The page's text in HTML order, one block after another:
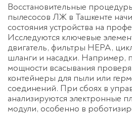
Восстановительные
пылесосов ЛЖ в Ташкенте
состояния устройства на
Исследуются ключевые
двигатель, фильтры HEPA,
шланги и насадки. Например,
мощности всасывания
контейнеры для пыли или
соединений. При сбоях в
анализируются электронные
модули, особенно в